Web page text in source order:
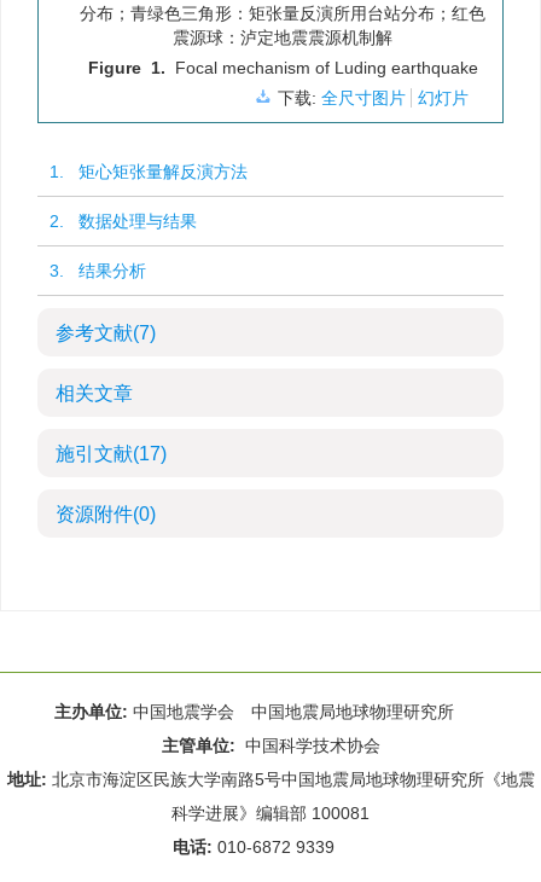
分布；青绿色三角形：矩张量反演所用台站分布；红色
震源球：泸定地震震源机制解
Figure 1.
Focal mechanism of Luding earthquake
下载: 全尺寸图片 幻灯片
1. 矩心矩张量解反演方法
2. 数据处理与结果
3. 结果分析
参考文献(7)
相关文章
施引文献(17)
资源附件(0)
主办单位: 中国地震学会 中国地震局地球物理研究所
主管单位: 中国科学技术协会
地址: 北京市海淀区民族大学南路5号中国地震局地球物理研究所《地震
科学进展》编辑部 100081
电话: 010-6872 9339